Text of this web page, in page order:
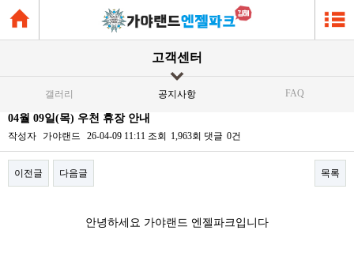
고객센터
갤러리 공지사항 FAQ
04월 09일(목) 우천 휴장 안내
작성자 가야랜드 26-04-09 11:11 조회 1,963회 댓글 0건
이전글 다음글 목록
안녕하세요 가야랜드 엔젤파크입니다